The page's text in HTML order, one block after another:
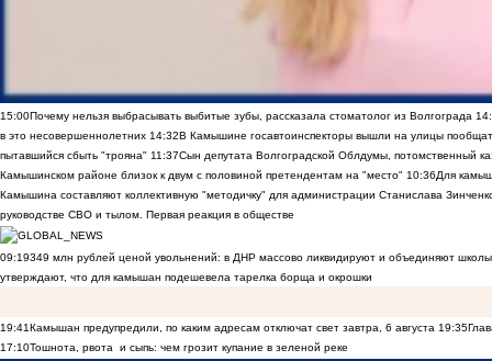
15:00Почему нельзя выбрасывать выбитые зубы, рассказала стоматолог из Волгограда
в это несовершеннолетних 14:32В Камышине госавтоинспекторы вышли на улицы
пытавшийся сбыть "трояна" 11:37Сын депутата Волгоградской Облдумы, потомственный
Камышинском районе близок к двум с половиной претендентам на "место" 10:36Для
Камышина составляют коллективную "методичку" для администрации Станислава
руководстве СВО и тылом. Первая реакция в обществе
09:19349 млн рублей ценой увольнений: в ДНР массово ликвидируют и объединяют
утверждают, что для камышан подешевела тарелка борща и окрошки
19:41Камышан предупредили, по каким адресам отключат свет завтра, 6 августа 19:35
17:10Тошнота, рвота и сыпь: чем грозит купание в зеленой реке